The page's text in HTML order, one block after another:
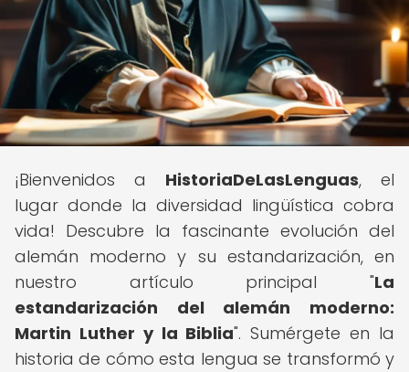
¡Bienvenidos a HistoriaDeLasLenguas, el
lugar donde la diversidad lingüística cobra
vida! Descubre la fascinante evolución del
alemán moderno y su estandarización, en
nuestro artículo principal "La
estandarización del alemán moderno:
Martin Luther y la Biblia". Sumérgete en la
historia de cómo esta lengua se transformó y